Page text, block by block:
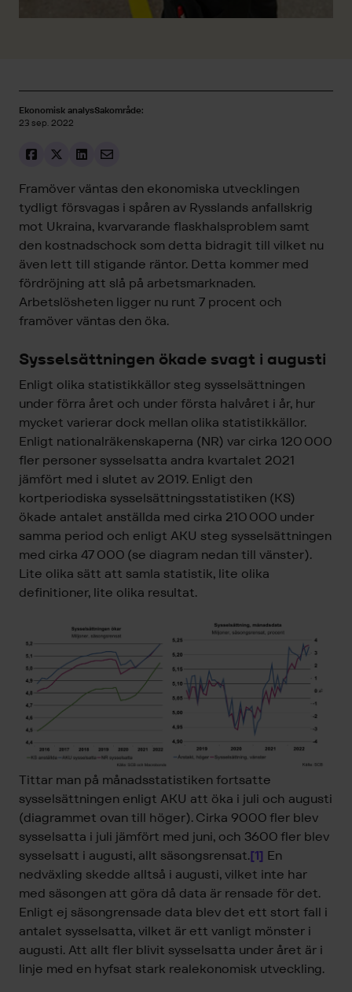
Ekonomisk analys
23 sep. 2022
Sakområde:
Framöver väntas den ekonomiska utvecklingen
tydligt försvagas i spåren av Rysslands anfallskrig
mot Ukraina, kvarvarande flaskhalsproblem samt
den kostnadschock som detta bidragit till vilket nu
även lett till stigande räntor. Detta kommer med
fördröjning att slå på arbetsmarknaden.
Arbetslösheten ligger nu runt 7 procent och
framöver väntas den öka.
Sysselsättningen ökade svagt i augusti
Enligt olika statistikkällor steg sysselsättningen
under förra året och under första halvåret i år, hur
mycket varierar dock mellan olika statistikkällor.
Enligt nationalräkenskaperna (NR) var cirka 120 000
fler personer sysselsatta andra kvartalet 2021
jämfört med i slutet av 2019. Enligt den
kortperiodiska sysselsättningsstatistiken (KS)
ökade antalet anställda med cirka 210 000 under
samma period och enligt AKU steg sysselsättningen
med cirka 47 000 (se diagram nedan till vänster).
Lite olika sätt att samla statistik, lite olika
definitioner, lite olika resultat.
Tittar man på månadsstatistiken fortsatte
sysselsättningen enligt AKU att öka i juli och augusti
(diagrammet ovan till höger). Cirka 9000 fler blev
sysselsatta i juli jämfört med juni, och 3600 fler blev
sysselsatt i augusti, allt säsongsrensat.[1] En
nedväxling skedde alltså i augusti, vilket inte har
med säsongen att göra då data är rensade för det.
Enligt ej säsongrensade data blev det ett stort fall i
antalet sysselsatta, vilket är ett vanligt mönster i
augusti. Att allt fler blivit sysselsatta under året är i
linje med en hyfsat stark realekonomisk utveckling.